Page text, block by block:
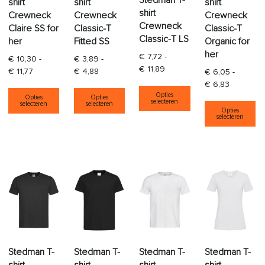
Crewneck
Claire SS for
her
€ 10,30 -
€ 11,77 Prijsklasse: € 10,30 tot € 11,77
Opties
selecteren
Dit product heeft meerdere variaties. Deze optie
Crewneck
Classic-T
Fitted SS
€ 3,89 -
€ 4,88Prijsklasse: € 3,89 tot € 4,88
Opties
selecteren
Dit product heeft meerdere
shirt
Crewneck
Classic-T LS
€ 7,72 -
€ 11,89 Prijsklasse: € 7,72 tot €
Opties
selecteren
Dit product heeft
Crewneck
Classic-T
Organic for
her
€ 6,05 -
€ 6,83
Opties
selecteren
Stedman T-
Stedman T-
Stedman T-
Stedman T-